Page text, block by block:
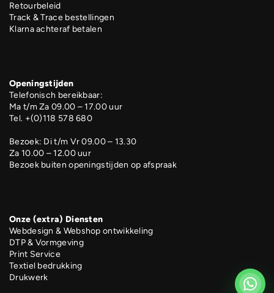
Retourbeleid
Track & Trace bestellingen
Klarna achteraf betalen
Openingstijden
Telefonisch bereikbaar:
Ma t/m Za 09.00 – 17.00 uur
Tel. +(0)118 578 680
Bezoek: Di t/m Vr 09.00 – 13.30
Za 10.00 – 12.00 uur
Bezoek buiten openingstijden op afspraak
Onze (extra) Diensten
Webdesign & Webshop ontwikkeling
DTP & Vormgeving
Print Service
Textiel bedrukking
Drukwerk